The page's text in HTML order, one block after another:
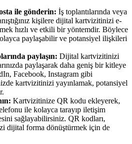
ile gönderin: İş toplantılarında veya
kişilere dijital kartvizitinizi e-
hızlı ve etkili bir yöntemdir. Böylece
paylaşabilir ve potansiyel ilişkileri
paylaşın: Dijital kartvizitinizi
paylaşarak daha geniş bir kitleye
Facebook, Instagram gibi
kartvizitinizi yayınlamak, potansiyel
Kartvizitinize QR kodu ekleyerek,
ile kolayca tarayıp iletişim
sağlayabilirsiniz. QR kodları,
dijital forma dönüştürmek için de